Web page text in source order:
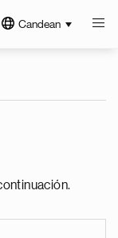
Candean